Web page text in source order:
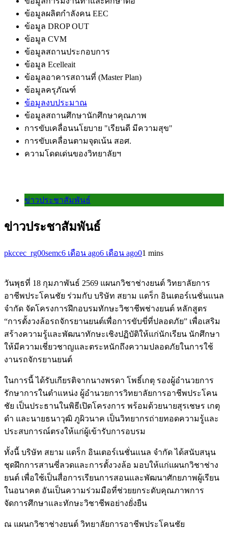
ข้อมูลผลิตกำลังคน EEC
ข้อมูล DROP OUT
ข้อมูล CVM
ข้อมูลสถานประกอบการ
ข้อมูล Ecelleait
ข้อมูลอาคารสถานที่ (Master Plan)
ข้อมูลครุภัณฑ์
ข้อมูลงบประมาณ
ข้อมูลสถานศึกษานักศึกษาคุณภาพ
การขับเคลื่อนนโยบาย "เรียนดี มีความสุข"
การขับเคลื่อนตามจุดเน้น สอศ.
ความโดดเด่นของวิทยาลัยฯ
ข่าวประชาสัมพันธ์
ข่าวประชาสัมพันธ์
pkccec_rg00semc6 เดือน ago6 เดือน ago01 mins
วันพุธที่ 18 กุมภาพันธ์ 2569 แผนกวิชาช่างยนต์ วิทยาลัยการ
อาชีพประโคนชัย ร่วมกับ บริษัท สยาม แดร็ก อินเตอร์เนชั่นแนล
จำกัด จัดโครงการฝึกอบรมทักษะวิชาชีพช่างยนต์ หลักสูตร
“การตั้งวงล้อรถจักรยานยนต์เพื่อการขับขี่ที่ปลอดภัย” เพื่อเสริม
สร้างความรู้และพัฒนาทักษะเชิงปฏิบัติให้แก่นักเรียน นักศึกษา
ให้มีความเชี่ยวชาญและตระหนักถึงความปลอดภัยในการใช้
งานรถจักรยานยนต์
ในการนี้ ได้รับเกียรติจากนางพรดา โพธิ์เกตุ รองผู้อำนวยการ
รักษาการในตำแหน่ง ผู้อำนวยการวิทยาลัยการอาชีพประโคน
ชัย เป็นประธานในพิธีเปิดโครงการ พร้อมด้วยนายสุรเชษร เกตุ
ดำ และนายธนาวุฒิ ภูผิวนาค เป็นวิทยากรถ่ายทอดความรู้และ
ประสบการณ์ตรงให้แก่ผู้เข้ารับการอบรม
ทั้งนี้ บริษัท สยาม แดร็ก อินเตอร์เนชั่นแนล จำกัด ได้สนับสนุน
ชุดฝึกการสานซี่ลวดและการตั้งวงล้อ มอบให้แก่แผนกวิชาช่าง
ยนต์ เพื่อใช้เป็นสื่อการเรียนการสอนและพัฒนาศักยภาพผู้เรียน
ในอนาคต อันเป็นความร่วมมือที่ช่วยยกระดับคุณภาพการ
จัดการศึกษาและทักษะวิชาชีพอย่างยั่งยืน
ณ แผนกวิชาช่างยนต์ วิทยาลัยการอาชีพประโคนชัย